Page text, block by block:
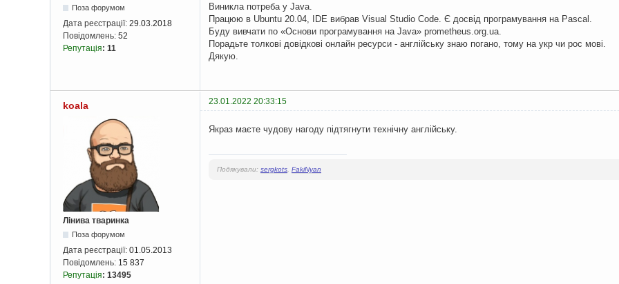
Поза форумом
Дата реєстрації: 29.03.2018
Повідомлень: 52
Репутація: 11
Виникла потреба у Java.
Працюю в Ubuntu 20.04, IDE вибрав Visual Studio Code. Є досвід програмування на Pascal.
Буду вивчати по «Основи програмування на Java» prometheus.org.ua.
Порадьте толкові довідкові онлайн ресурси - англійську знаю погано, тому на укр чи рос мові.
Дякую.
koala 23.01.2022 20:33:15
Лінива тваринка
Поза форумом
Дата реєстрації: 01.05.2013
Повідомлень: 15 837
Репутація: 13495
Якраз маєте чудову нагоду підтягнути технічну англійську.
Подякували: sergkots FakiNyan